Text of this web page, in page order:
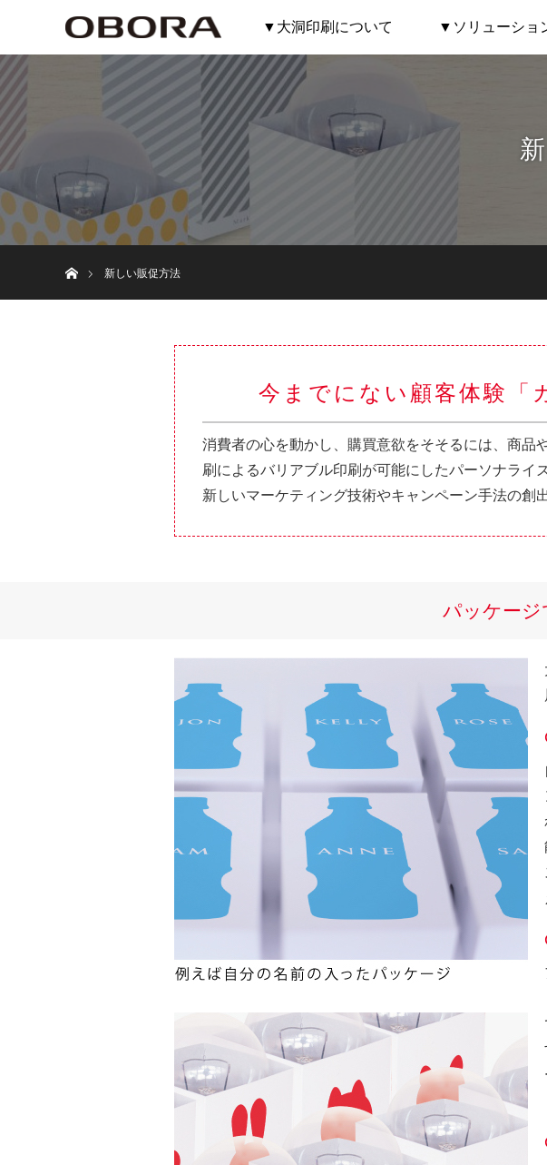
▼大洞印刷について ▼ソリューショ
新しい販促方法
今までにない顧客体験「
消費者の心を動かし、購買意欲をそそるには、商品
刷によるバリアブル印刷が可能にしたパーソナライ
新しいマーケティング技術やキャンペーン手法の創
パッケージ